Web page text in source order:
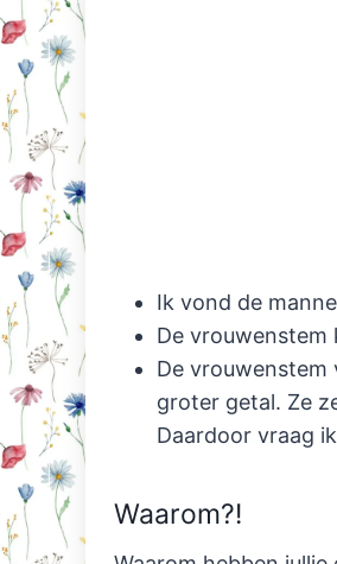
Ik vond de
De vrouwenstem
De vrouwenstem
groter getal. Ze
Daardoor vraag
Waarom?!